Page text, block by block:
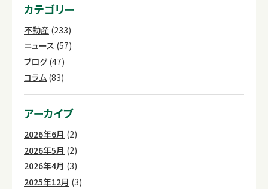
カテゴリー
不動産 (233)
ニュース (57)
ブログ(47)
コラム (83)
アーカイブ
2026年6月 (2)
2026年5月 (2)
2026年4月 (3)
2025年12月 (3)